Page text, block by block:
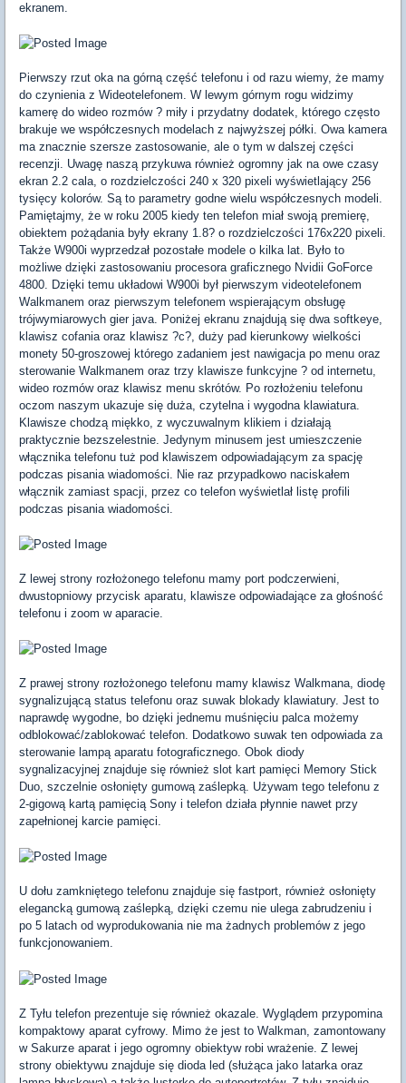
ekranem.
Pierwszy rzut oka na górną część telefonu i od razu wiemy, że mamy
do czynienia z Wideotelefonem. W lewym górnym rogu widzimy
kamerę do wideo rozmów ? miły i przydatny dodatek, którego często
brakuje we współczesnych modelach z najwyższej półki. Owa kamera
ma znacznie szersze zastosowanie, ale o tym w dalszej części
recenzji. Uwagę naszą przykuwa również ogromny jak na owe czasy
ekran 2.2 cala, o rozdzielczości 240 x 320 pixeli wyświetlający 256
tysięcy kolorów. Są to parametry godne wielu współczesnych modeli.
Pamiętajmy, że w roku 2005 kiedy ten telefon miał swoją premierę,
obiektem pożądania były ekrany 1.8? o rozdzielczości 176x220 pixeli.
Także W900i wyprzedzał pozostałe modele o kilka lat. Było to
możliwe dzięki zastosowaniu procesora graficznego Nvidii GoForce
4800. Dzięki temu układowi W900i był pierwszym videotelefonem
Walkmanem oraz pierwszym telefonem wspierającym obsługę
trójwymiarowych gier java. Poniżej ekranu znajdują się dwa softkeye,
klawisz cofania oraz klawisz ?c?, duży pad kierunkowy wielkości
monety 50-groszowej którego zadaniem jest nawigacja po menu oraz
sterowanie Walkmanem oraz trzy klawisze funkcyjne ? od internetu,
wideo rozmów oraz klawisz menu skrótów. Po rozłożeniu telefonu
oczom naszym ukazuje się duża, czytelna i wygodna klawiatura.
Klawisze chodzą miękko, z wyczuwalnym klikiem i działają
praktycznie bezszelestnie. Jedynym minusem jest umieszczenie
włącznika telefonu tuż pod klawiszem odpowiadającym za spację
podczas pisania wiadomości. Nie raz przypadkowo naciskałem
włącznik zamiast spacji, przez co telefon wyświetlał listę profili
podczas pisania wiadomości.
Z lewej strony rozłożonego telefonu mamy port podczerwieni,
dwustopniowy przycisk aparatu, klawisze odpowiadające za głośność
telefonu i zoom w aparacie.
Z prawej strony rozłożonego telefonu mamy klawisz Walkmana, diodę
sygnalizującą status telefonu oraz suwak blokady klawiatury. Jest to
naprawdę wygodne, bo dzięki jednemu muśnięciu palca możemy
odblokować/zablokować telefon. Dodatkowo suwak ten odpowiada za
sterowanie lampą aparatu fotograficznego. Obok diody
sygnalizacyjnej znajduje się również slot kart pamięci Memory Stick
Duo, szczelnie osłonięty gumową zaślepką. Używam tego telefonu z
2-gigową kartą pamięcią Sony i telefon działa płynnie nawet przy
zapełnionej karcie pamięci.
U dołu zamkniętego telefonu znajduje się fastport, również osłonięty
elegancką gumową zaślepką, dzięki czemu nie ulega zabrudzeniu i
po 5 latach od wyprodukowania nie ma żadnych problemów z jego
funkcjonowaniem.
Z Tyłu telefon prezentuje się również okazale. Wyglądem przypomina
kompaktowy aparat cyfrowy. Mimo że jest to Walkman, zamontowany
w Sakurze aparat i jego ogromny obiektyw robi wrażenie. Z lewej
strony obiektywu znajduje się dioda led (służąca jako latarka oraz